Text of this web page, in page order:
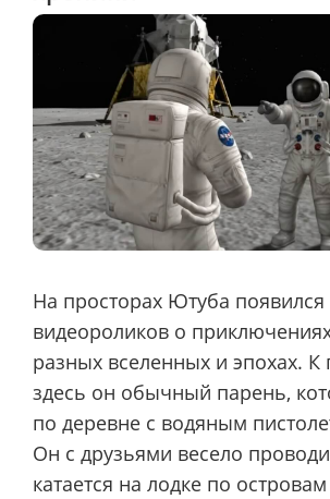
На просторах Ютуба
видеороликов о
разных вселенных и эпохах. К
здесь он обычный парень,
по деревне с водяным
Он с друзьями весело
катается на лодке по